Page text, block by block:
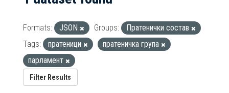
Formats: JSON Groups:
Пратенички состав
Tags:
пратеници
пратеничка група
парламент
Filter Results